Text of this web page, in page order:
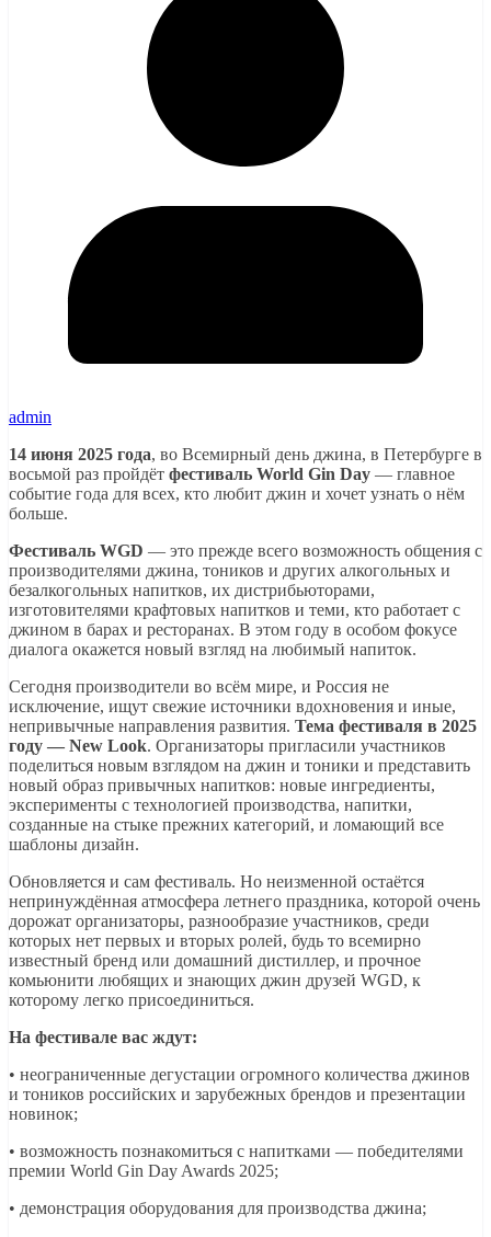
admin
14 июня 2025 года, во Всемирный день джина, в Петербурге в
восьмой раз пройдёт фестиваль World Gin Day — главное
событие года для всех, кто любит джин и хочет узнать о нём
больше.
Фестиваль WGD — это прежде всего возможность общения с
производителями джина, тоников и других алкогольных и
безалкогольных напитков, их дистрибьюторами,
изготовителями крафтовых напитков и теми, кто работает с
джином в барах и ресторанах. В этом году в особом фокусе
диалога окажется новый взгляд на любимый напиток.
Сегодня производители во всём мире, и Россия не
исключение, ищут свежие источники вдохновения и иные,
непривычные направления развития. Тема фестиваля в 2025
году — New Look. Организаторы пригласили участников
поделиться новым взглядом на джин и тоники и представить
новый образ привычных напитков: новые ингредиенты,
эксперименты с технологией производства, напитки,
созданные на стыке прежних категорий, и ломающий все
шаблоны дизайн.
Обновляется и сам фестиваль. Но неизменной остаётся
непринуждённая атмосфера летнего праздника, которой очень
дорожат организаторы, разнообразие участников, среди
которых нет первых и вторых ролей, будь то всемирно
известный бренд или домашний дистиллер, и прочное
комьюнити любящих и знающих джин друзей WGD, к
которому легко присоединиться.
На фестивале вас ждут:
• неограниченные дегустации огромного количества джинов
и тоников российских и зарубежных брендов и презентации
новинок;
• возможность познакомиться с напитками — победителями
премии World Gin Day Awards 2025;
• демонстрация оборудования для производства джина;